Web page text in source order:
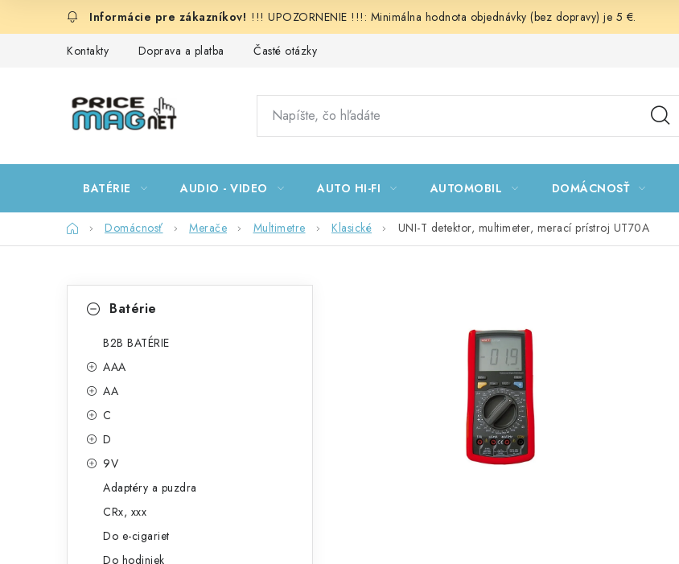
!!! UPOZORNENIE !!!: Minimálna hodnota objednávky (bez dopravy) je 5 €.
Kontakty Doprava a platba Časté otázky
BATÉRIE AUDIO - VIDEO AUTO HI-FI AUTOMOBIL DOMÁCNOSŤ
DomovDomácnosť Merače Multimetre Klasické UNI-T detektor, multimeter, merací prístroj UT70A
kategórieBatérie
B2B BATÉRIE
AAA
AA
C
D
9V
Adaptéry a puzdra
CRx, xxx
Do e-cigariet
Do hodiniek